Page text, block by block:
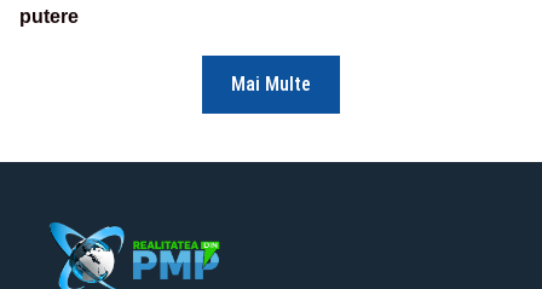
putere
Mai Multe